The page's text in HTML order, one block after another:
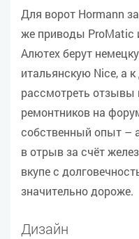
Для ворот Hormann
же приводы ProMatic
Алютех берут
итальянскую Nice, а
рассмотреть отзывы
ремонтников на
собственный опыт –
в отрыв за счёт
вкупе с
значительно дороже.
Дизайн